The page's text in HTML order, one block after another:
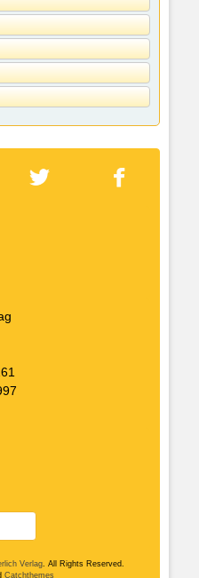
Verlag. All Rights Reserved.
Catchthemes